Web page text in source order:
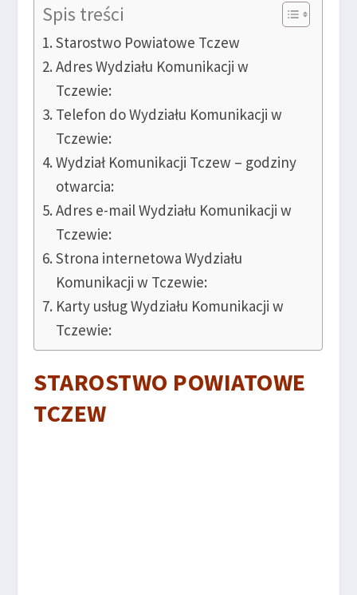
Spis treści
Starostwo Powiatowe Tczew
Adres Wydziału Komunikacji w
Tczewie:
Telefon do Wydziału Komunikacji w
Tczewie:
Wydział Komunikacji Tczew – godziny
otwarcia:
Adres e-mail Wydziału Komunikacji w
Tczewie:
Strona internetowa Wydziału
Komunikacji w Tczewie:
Karty usług Wydziału Komunikacji w
Tczewie:
STAROSTWO POWIATOWE
TCZEW